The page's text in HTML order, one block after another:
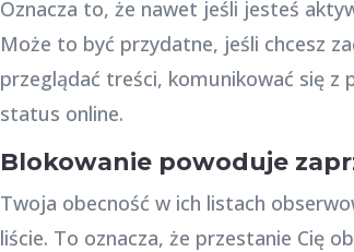
Oznacza to, że nawet jeśli jesteś
Może to być przydatne, jeśli chcesz
przeglądać treści, komunikować się z
status online.
Blokowanie powoduje
Twoja obecność w ich listach
liście. To oznacza, że przestanie Cię